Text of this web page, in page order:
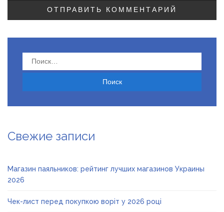
Найти:
Свежие записи
Магазин паяльников: рейтинг лучших магазинов Украины
2026
Чек-лист перед покупкою воріт у 2026 році